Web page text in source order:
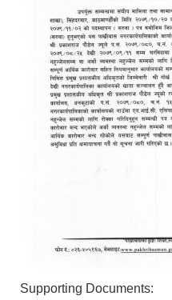
Supporting Documents: